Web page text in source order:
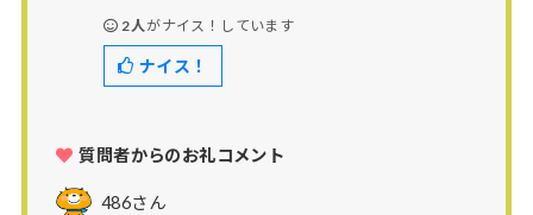
2人がナイス！しています
ナイス！
質問者からのお礼コメント
486さん